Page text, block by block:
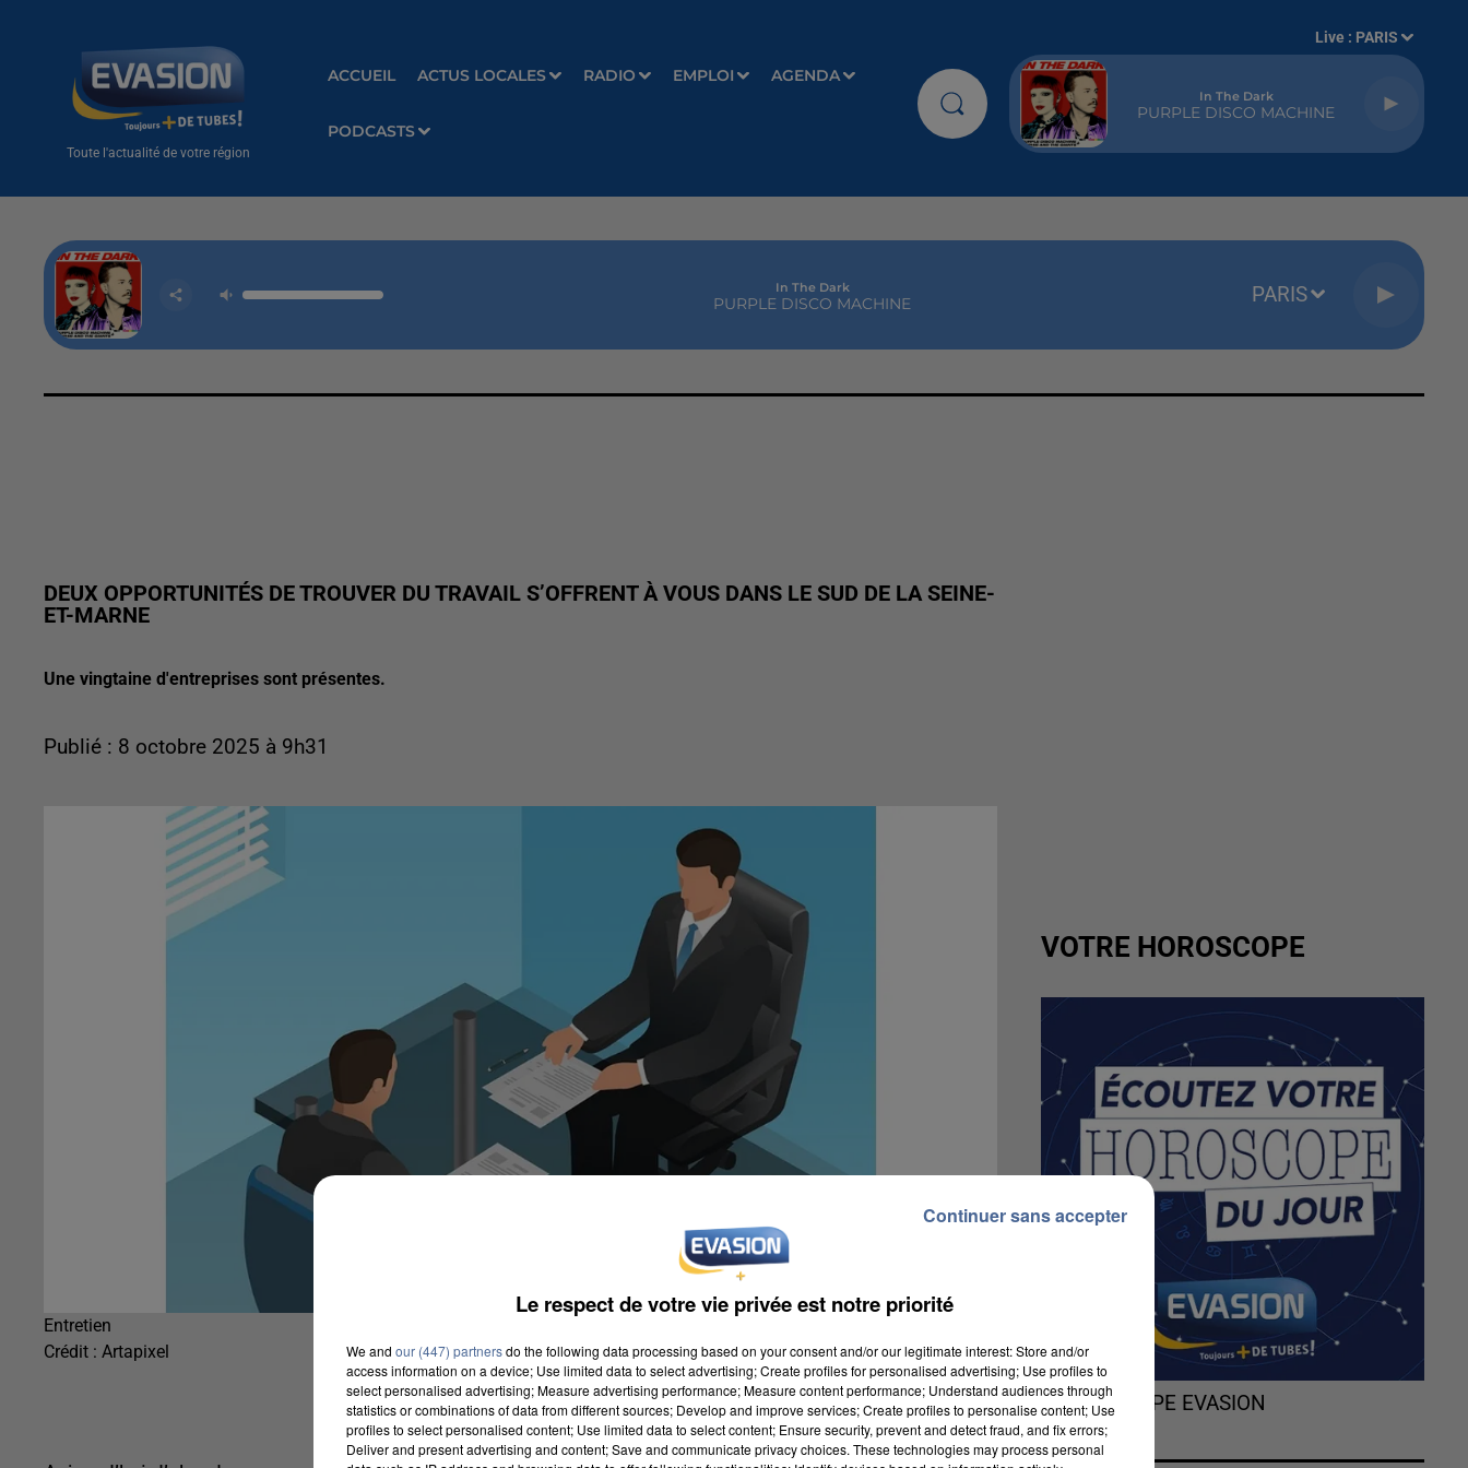
Toute l'actualité de votre région
ACCUEIL ACTUS LOCALES RADIO EMPLOI AGENDA
PODCASTS
Live : PARIS
In The Dark
PURPLE DISCO MACHINE
In The Dark
PURPLE DISCO MACHINE PARIS
DEUX OPPORTUNITÉS DE TROUVER DU TRAVAIL S’OFFRENT À VOUS DANS LE SUD DE LA SEINE-
ET-MARNE
Une vingtaine d'entreprises sont présentes.
Publié : 8 octobre 2025 à 9h31
Entretien
Crédit : Artapixel
VOTRE HOROSCOPE
L'HOROSCOPE EVASION
Le respect de votre vie privée est notre priorité
We and our (447) partnersdo the following data processing based on your consent and/or our legitimate interest: Store and/or
access information on a device; Use limited data to select advertising; Create profiles for personalised advertising; Use profiles to
select personalised advertising; Measure advertising performance; Measure content performance; Understand audiences through
statistics or combinations of data from different sources; Develop and improve services; Create profiles to personalise content; Use
profiles to select personalised content; Use limited data to select content; Ensure security, prevent and detect fraud, and fix errors;
Deliver and present advertising and content; Save and communicate privacy choices. These technologies may process personal
Continuer sans accepter